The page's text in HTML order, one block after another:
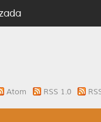
Atom RSS 1.0